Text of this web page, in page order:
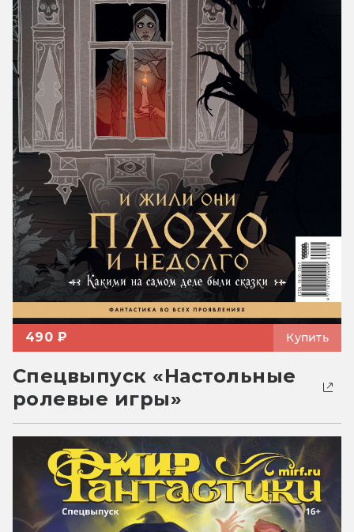
490 ₽ Купить
Спецвыпуск «Настольные
ролевые игры»